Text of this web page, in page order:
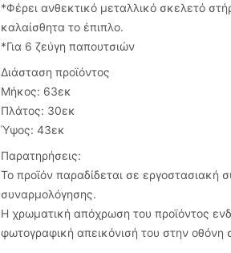
*Φέρει ανθεκτικό μεταλλικό σκελετό
καλαίσθητα το έπιπλο.
*Για 6 ζεύγη παπουτσιών
Διάσταση προϊόντος
Μήκος: 63εκ
Πλάτος: 30εκ
Ύψος: 43εκ
Παρατηρήσεις:
Το προϊόν παραδίδεται σε εργοστασιακή
συναρμολόγησης.
Η χρωματική απόχρωση του προϊόντος
φωτογραφική απεικόνισή του στην οθόνη